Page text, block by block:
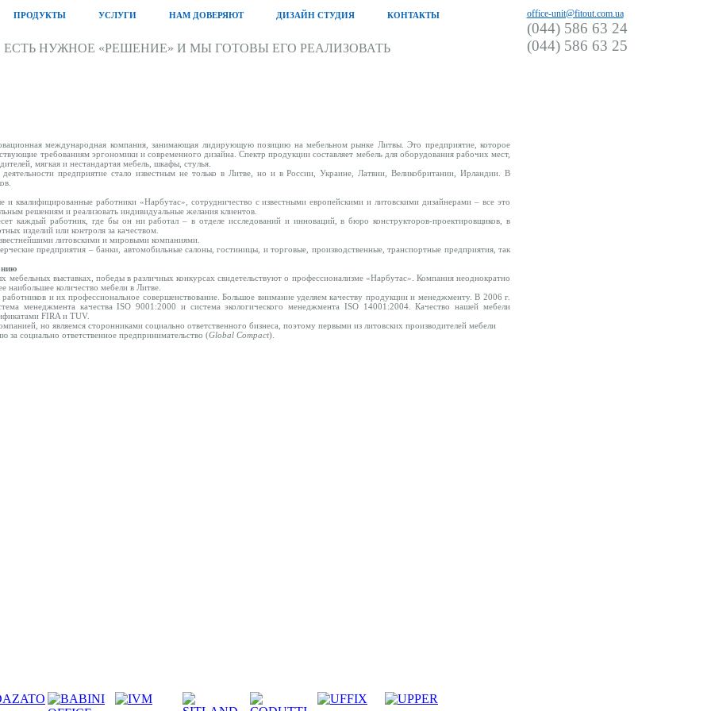
ПРОДУКТЫ УСЛУГИ НАМ ДОВЕРЯЮТ ДИЗАЙН СТУДИЯ КОНТАКТЫ
ЕСТЬ НУЖНОЕ «РЕШЕНИЕ» И МЫ ГОТОВЫ ЕГО РЕАЛИЗОВАТЬ
office-unit@fitout.com.ua
(044) 586 63 24
(044) 586 63 25
международная компания, занимающая лидирующую позицию на мебельном рынке Литвы. Это предприятие, которое
требованиям эргономики и современного дизайна. Спектр продукции составляет мебель для оборудования рабочих мест,
мягкая и нестандартая мебель, шкафы, стулья.
предприятие стало известным не только в Литве, но и в России, Украине, Латвии, Великобритании, Ирландии. В
и квалифицированные работники «Нарбутас», сотрудничество с известными европейскими и литовскими дизайнерами – все это
решениям и реализовать индивидуальные желания клиентов.
каждый работник, где бы он ни работал – в отделе исследований и инноваций, в бюро конструкторов-проектировщиков, в
изделий или контроля за качеством.
литовскими и мировыми компаниями.
предприятия – банки, автомобильные салоны, гостиницы, и торговые, производственные, транспортные предприятия, так
выставках, победы в различных конкурсах свидетельствуют о профессионализме «Нарбутас». Компания неоднократно
наибольшее количество мебели в Литве.
и их профессиональное совершенствование. Большое внимание уделяем качеству продукции и менеджменту. В 2006 г.
менеджмента качества ISO 9001:2000 и система экологического менеджмента ISO 14001:2004. Качество нашей мебели
FIRA и TUV.
но являемся сторонниками социально ответственного бизнеса, поэтому первыми из литовских производителей мебели
социально ответственное предпринимательство (Global Compact).